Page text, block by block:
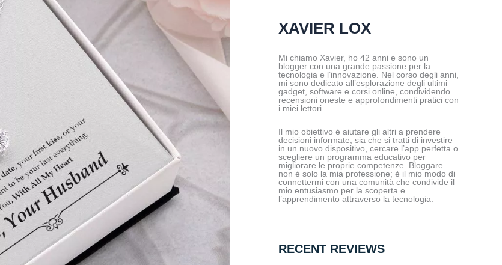
XAVIER LOX
Mi chiamo Xavier, ho 42 anni e sono un
blogger con una grande passione per la
tecnologia e l’innovazione. Nel corso degli anni,
mi sono dedicato all’esplorazione degli ultimi
gadget, software e corsi online, condividendo
recensioni oneste e approfondimenti pratici con
i miei lettori.
Il mio obiettivo è aiutare gli altri a prendere
decisioni informate, sia che si tratti di investire
in un nuovo dispositivo, cercare l’app perfetta o
scegliere un programma educativo per
migliorare le proprie competenze. Bloggare
non è solo la mia professione; è il mio modo di
connettermi con una comunità che condivide il
mio entusiasmo per la scoperta e
l’apprendimento attraverso la tecnologia.
RECENT REVIEWS